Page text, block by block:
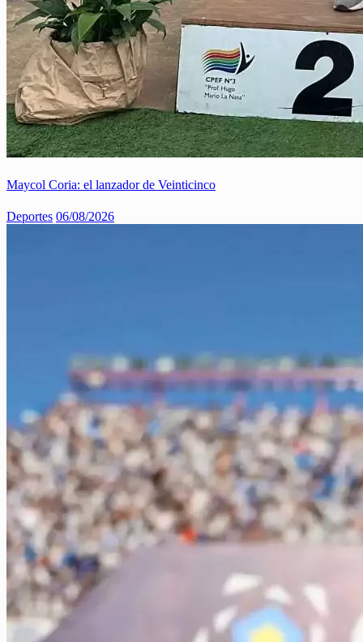
Maycol Coria: el lanzador de Veinticinco
Deportes 06/08/2026